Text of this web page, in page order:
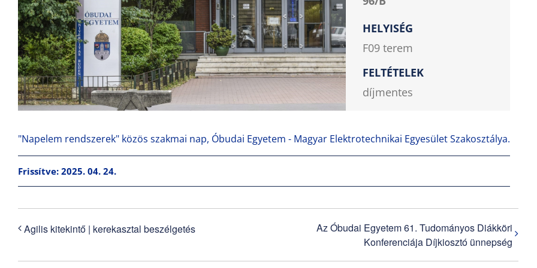
HELYISÉG
F09 terem
FELTÉTELEK
díjmentes
"Napelem rendszerek" közös szakmai nap, Óbudai Egyetem - Magyar Elektrotechnikai Egyesület Szakosztálya.
Frissítve: 2025. 04. 24.
Agilis kitekintő | kerekasztal beszélgetés
Az Óbudai Egyetem 61. Tudományos Diákköri
Konferenciája Díjkiosztó ünnepség